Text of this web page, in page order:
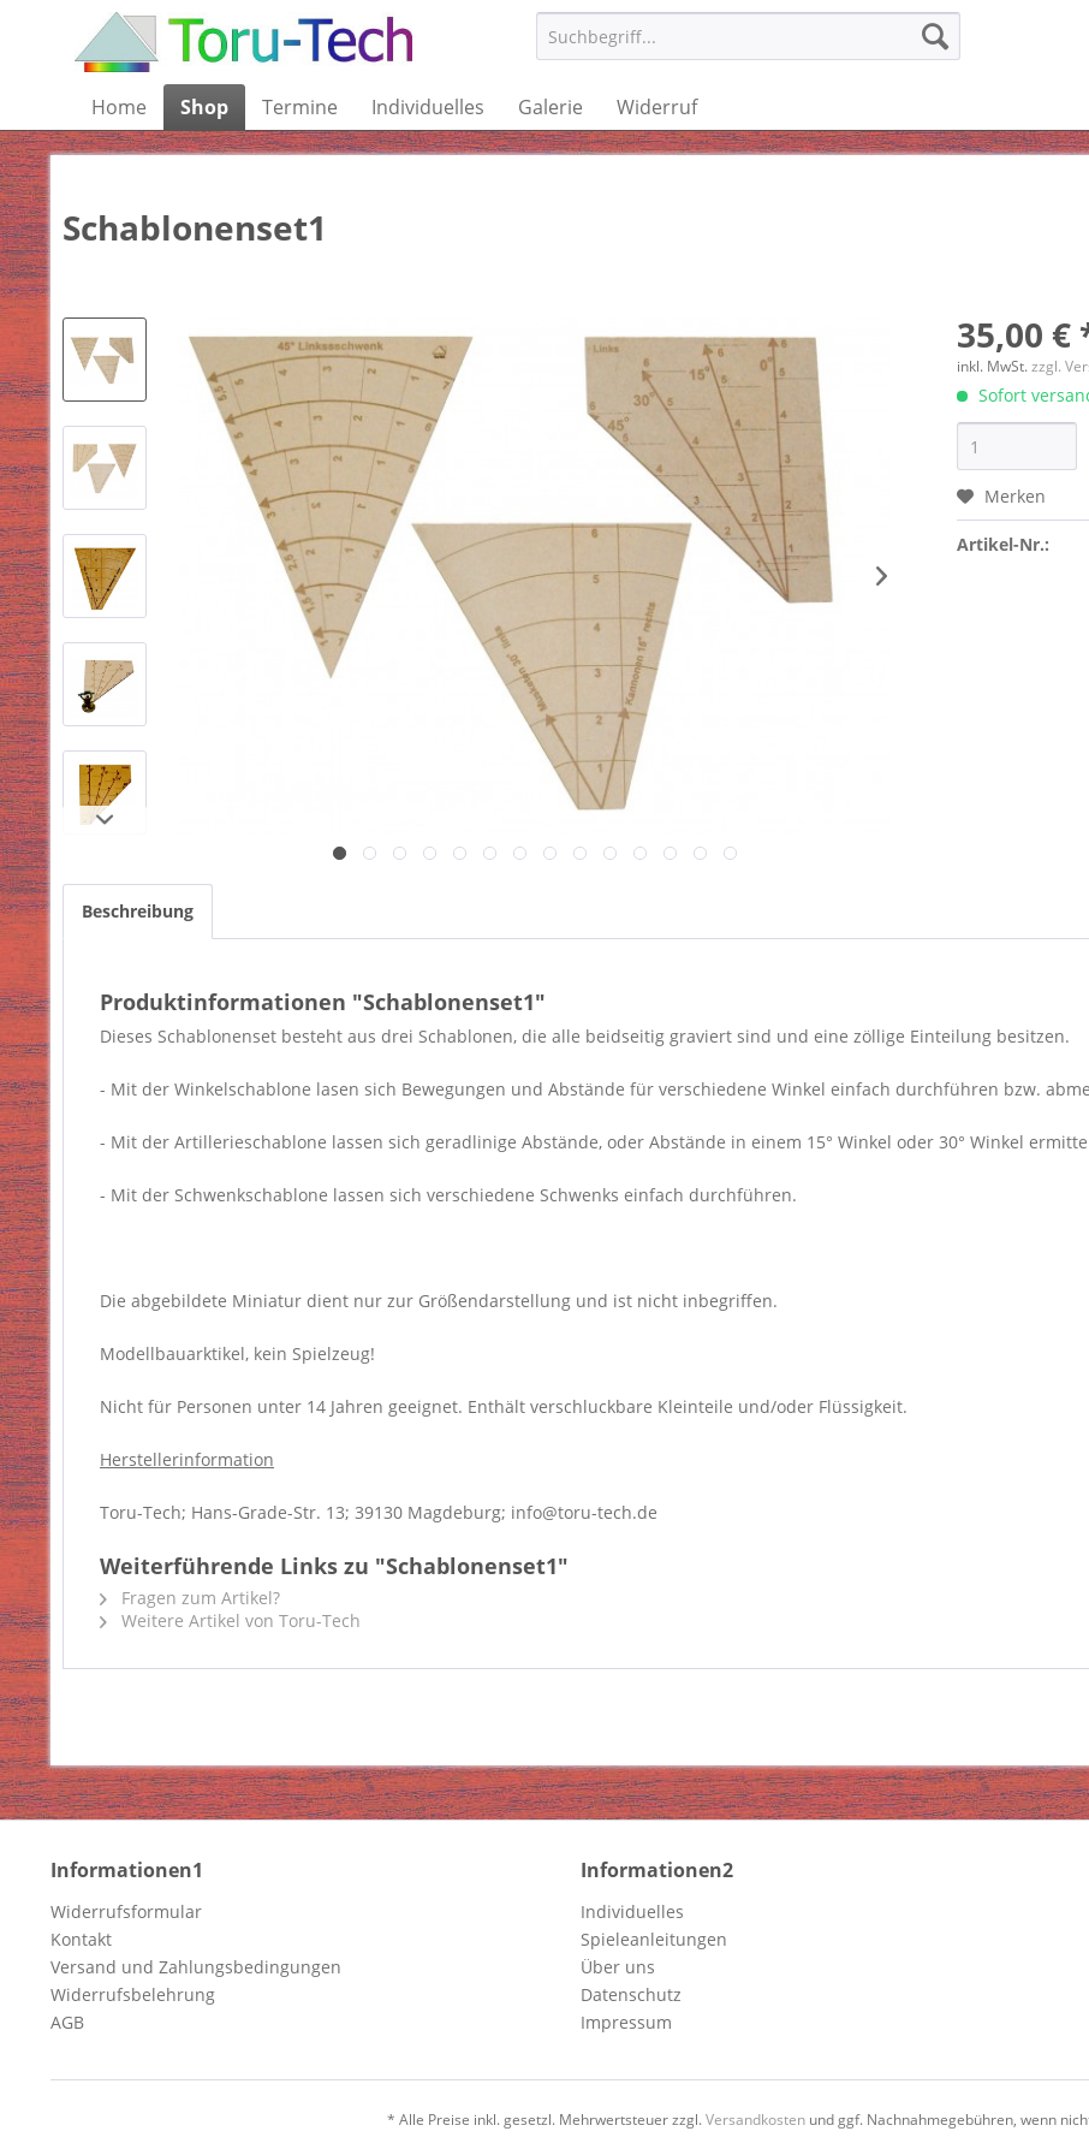
Home Shop Termine Individuelles Galerie Widerruf
Schablonenset1
35,00 €
inkl. MwSt.zzgl.
Sofort
Merken
Artikel-Nr.:
Beschreibung
Produktinformationen "Schablonenset1"
Dieses Schablonenset besteht aus drei Schablonen, die alle beidseitig graviert sind und eine zöllige Einteilung besitzen.
- Mit der Winkelschablone lasen sich Bewegungen und Abstände für verschiedene Winkel einfach durchführen bzw.
- Mit der Artillerieschablone lassen sich geradlinige Abstände, oder Abstände in einem 15° Winkel oder 30° Winkel
- Mit der Schwenkschablone lassen sich verschiedene Schwenks einfach durchführen.
Die abgebildete Miniatur dient nur zur Größendarstellung und ist nicht inbegriffen.
Modellbauarktikel, kein Spielzeug!
Nicht für Personen unter 14 Jahren geeignet. Enthält verschluckbare Kleinteile und/oder Flüssigkeit.
Herstellerinformation
Toru-Tech; Hans-Grade-Str. 13; 39130 Magdeburg; info@toru-tech.de
Weiterführende Links zu "Schablonenset1"
Fragen zum Artikel?
Weitere Artikel von Toru-Tech
Informationen1
Widerrufsformular
Kontakt
Versand und Zahlungsbedingungen
Widerrufsbelehrung
AGB
Informationen2
Individuelles
Spieleanleitungen
Über uns
Datenschutz
Impressum
* Alle Preise inkl. gesetzl. Mehrwertsteuer zzgl.Versandkostenund ggf. Nachnahmegebühren, wenn